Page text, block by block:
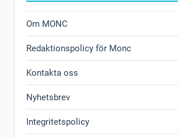
Om MONC
Redaktionspolicy för Monc
Kontakta oss
Nyhetsbrev
Integritetspolicy